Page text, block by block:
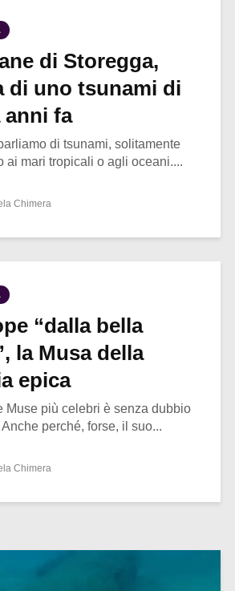
di Storegga,
di uno tsunami di
anni fa
di tsunami, solitamente
ai mari tropicali o agli oceani....
Chimera
“dalla bella
la Musa della
epica
Muse più celebri è senza dubbio
perché, forse, il suo...
Chimera